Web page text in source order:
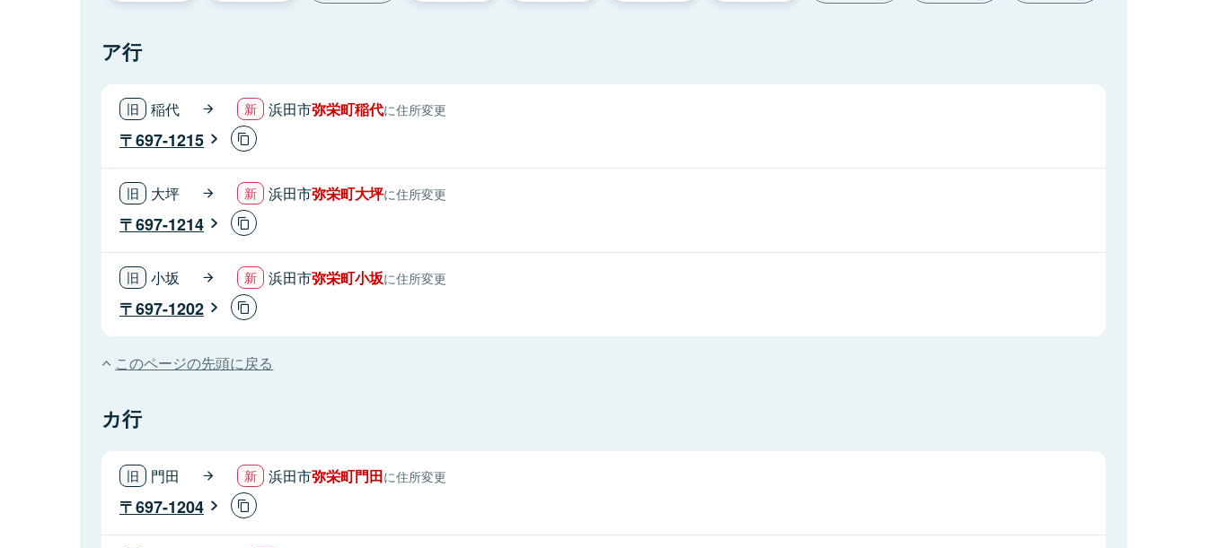
ア行
稲代 浜田市弥栄町稲代に住所変更
697-1215
大坪 浜田市弥栄町大坪に住所変更
697-1214
小坂 浜田市弥栄町小坂に住所変更
697-1202
このページの先頭に戻る
カ行
門田 浜田市弥栄町門田に住所変更
697-1204